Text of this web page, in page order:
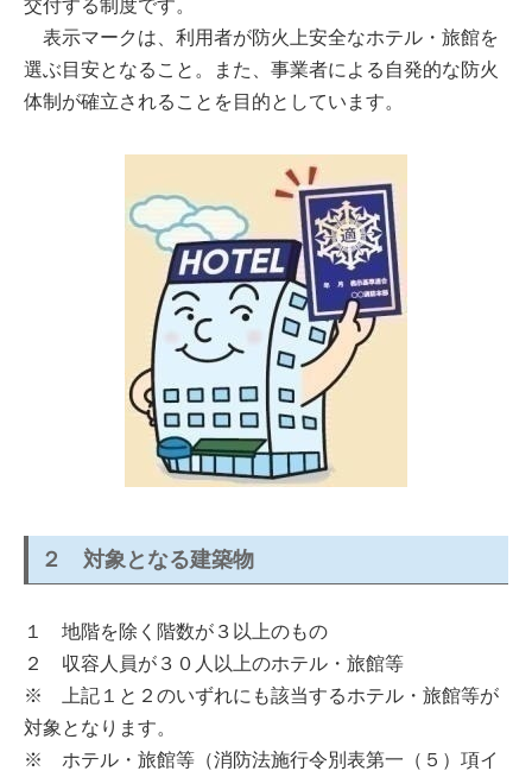
交付する制度です。
表示マークは、利用者が防火上安全なホテル・旅館を
選ぶ目安となること。また、事業者による自発的な防火
体制が確立されることを目的としています。
２ 対象となる建築物
１ 地階を除く階数が３以上のもの
２ 収容人員が３０人以上のホテル・旅館等
※ 上記１と２のいずれにも該当するホテル・旅館等が
対象となります。
※ ホテル・旅館等（消防法施行令別表第一（５）項イ